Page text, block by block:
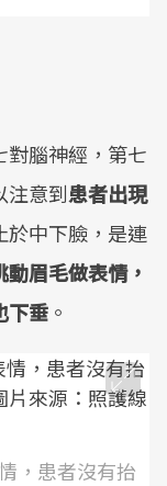
腦神經，第七
注意到患者出現
於中下臉，是連
眉毛做表情，
下垂 。
，患者沒有抬